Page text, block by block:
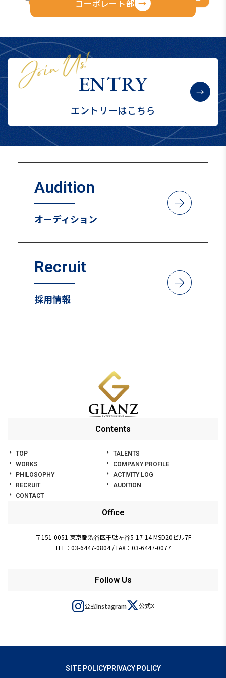
コーポレート部
ENTRY
エントリーはこちら
Audition
オーディション
arrow_forward
Recruit
採用情報
arrow_forward
Contents
TOP
TALENTS
WORKS
COMPANY PROFILE
PHILOSOPHY
ACTIVITY LOG
RECRUIT
AUDITION
CONTACT
Office
〒151-0051 東京都渋谷区千駄ヶ谷5-17-14 MSD20ビル7F
TEL：03-6447-0804/FAX：03-6447-0077
Follow Us
公式Instagram 公式X
SITE POLICYPRIVACY POLICY